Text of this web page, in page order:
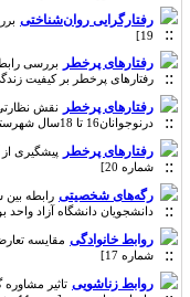
رفتارگرایی روان‌شناختی
19]
رفتارهای پرخطر بررسی رابطه
رفتارهای پرخطر بر کیفیت زندگی
رفتارهای پرخطر نقش نظارتی
درنوجوانان16 تا 18سال شهرستان زابل [دوره 14، شماره 18]
رفتار‌های پرخطر
شماره 20]
رگه‌های شخصیتی رابطه بین
دانشجویان دانشگاه آزاد واحد بوئین زهرا
روابط خانوادگی
شماره 17]
روابط زناشویی تاثیر مشاوره